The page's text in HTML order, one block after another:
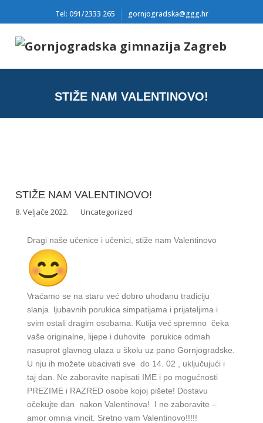
Tel: 091/2333 265 gornjogradska@ggg.hr
STIŽE NAM VALENTINOVO!
STIŽE NAM VALENTINOVO!
8. Veljače 2022. Uncategorized
Dragi naše učenice i učenici, stiže nam Valentinovo
Vraćamo se na staru već dobro uhodanu tradiciju
slanja ljubavnih porukica simpatijama i prijateljima i
svim ostali dragim osobama. Kutija već spremno čeka
vaše originalne, lijepe i duhovite porukice odmah
nasuprot glavnog ulaza u školu uz pano Gornjogradske.
U nju ih možete ubacivati sve do 14. 02 , uključujući i
taj dan. Ne zaboravite napisati IME i po mogućnosti
PREZIME i RAZRED osobe kojoj pišete! Dostavu
očekujte dan nakon Valentinova! I ne zaboravite –
amor omnia vincit. Sretno vam Valentinovo!!!!!